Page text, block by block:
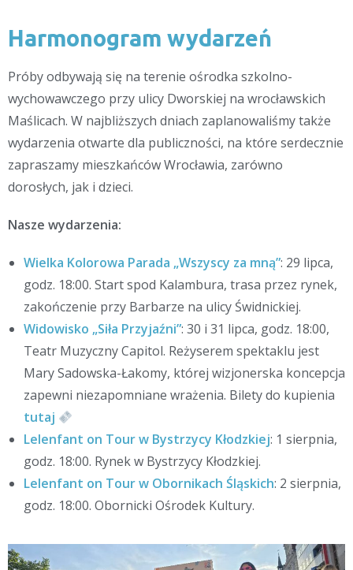
Harmonogram wydarzeń
Próby odbywają się na terenie ośrodka szkolno-
wychowawczego przy ulicy Dworskiej na wrocławskich
Maślicach. W najbliższych dniach zaplanowaliśmy także
wydarzenia otwarte dla publiczności, na które serdecznie
zapraszamy mieszkańców Wrocławia, zarówno
dorosłych, jak i dzieci.
Nasze wydarzenia:
Wielka Kolorowa Parada „Wszyscy za mną”: 29 lipca,
godz. 18:00. Start spod Kalambura, trasa przez rynek,
zakończenie przy Barbarze na ulicy Świdnickiej.
Widowisko „Siła Przyjaźni”: 30 i 31 lipca, godz. 18:00,
Teatr Muzyczny Capitol. Reżyserem spektaklu jest
Mary Sadowska-Łakomy, której wizjonerska koncepcja
zapewni niezapomniane wrażenia. Bilety do kupienia
tutaj
Lelenfant on Tour w Bystrzycy Kłodzkiej: 1 sierpnia,
godz. 18:00. Rynek w Bystrzycy Kłodzkiej.
Lelenfant on Tour w Obornikach Śląskich: 2 sierpnia,
godz. 18:00. Obornicki Ośrodek Kultury.